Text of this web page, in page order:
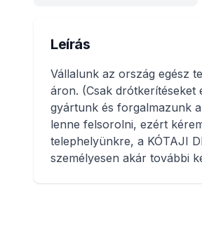
Leírás
Vállalunk az ország egész
áron. (Csak drótkerítéseket
gyártunk és forgalmazunk
lenne felsorolni, ezért
telephelyünkre, a KÓTAJI
személyesen akár további